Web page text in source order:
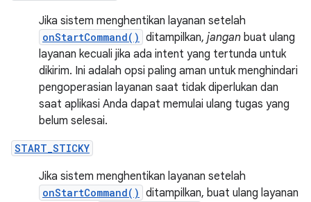
Jika sistem menghentikan layanan setelah
onStartCommand() ditampilkan, jangan buat ulang
layanan kecuali jika ada intent yang tertunda untuk
dikirim. Ini adalah opsi paling aman untuk menghindari
pengoperasian layanan saat tidak diperlukan dan
saat aplikasi Anda dapat memulai ulang tugas yang
belum selesai.
START_STICKY
Jika sistem menghentikan layanan setelah
onStartCommand() ditampilkan, buat ulang layanan